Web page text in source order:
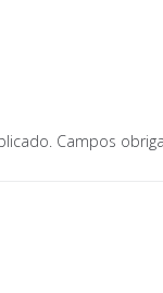
Campos